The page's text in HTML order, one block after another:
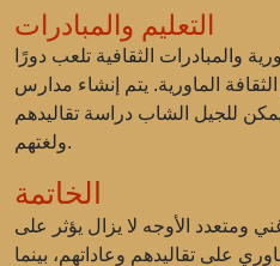
التعليم والمبادرات
والمبادرات الثقافية تلعب دورًا
الماورية. يتم إنشاء مدارس
للجيل الشاب دراسة تقاليدهم
ولغتهم.
الخاتمة
ومتعدد الأوجه لا يزال يؤثر على
على تقاليدهم وعاداتهم، بينما